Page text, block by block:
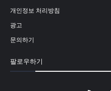
개인정보 처리방침
광고
문의하기
팔로우하기